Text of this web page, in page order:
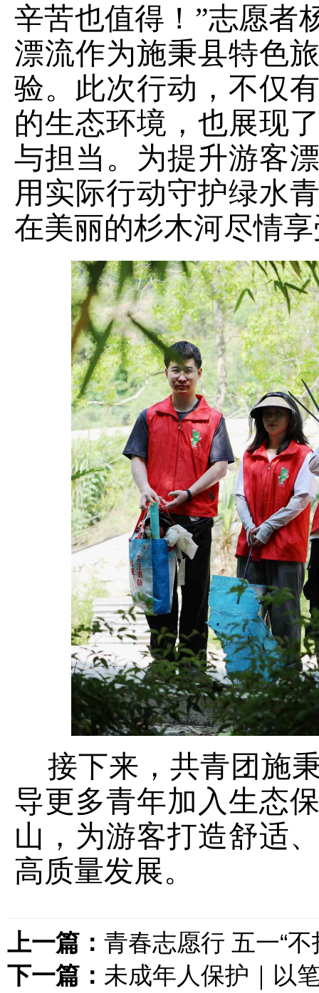
辛苦也值得！ ”志愿者
漂流作为施秉县特色
验。此次行动，不仅
的生态环境，也展现
与担当。为提升游客
用 实际行动守护绿水
在美丽的杉木河尽情
接下来， 共青团施
导更多青年加入生态
山，为游客打造舒适
高质量发展。
上一篇： 青春志愿行 五一“
下一篇： 未成年人保护｜以